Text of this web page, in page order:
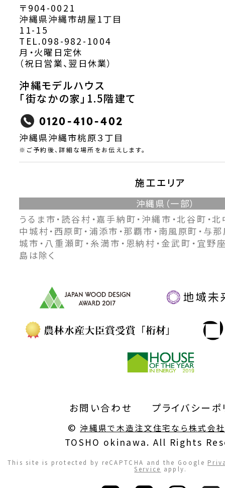
〒904-0021
沖縄県沖縄市胡屋1丁目
11-15
TEL.098-982-1004
月・火曜日定休
（祝日営業、翌日休業）
沖縄モデルハウス
「街なかの家」1.5階建て
0120-410-402
沖縄県沖縄市桃原３丁目
※ご予約後、詳細な場所をお伝えします。
施工エリア
沖縄県（一部）
うるま市・読谷村・嘉手納町・沖縄市・北谷町・
中城村・西原町・浦添市・那覇市・南風原町・与
城市・八重瀬町・糸満市・恩納村・金武町・宜
島は除く
お問い合わせ プライバシー
©沖縄県で木造注文住宅なら株式会
TOSHO okinawa. All Rights
This site is protected by reCAPTCHA and the Google
Service apply.